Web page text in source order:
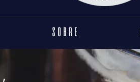
SOBRE